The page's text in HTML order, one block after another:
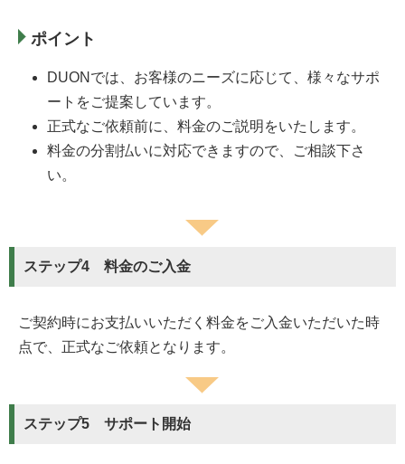
ポイント
DUONでは、お客様のニーズに応じて、様々なサポ
ートをご提案しています。
正式なご依頼前に、料金のご説明をいたします。
料金の分割払いに対応できますので、ご相談下さ
い。
ステップ4 料金のご入金
ご契約時にお支払いいただく料金をご入金いただいた時
点で、正式なご依頼となります。
ステップ5 サポート開始